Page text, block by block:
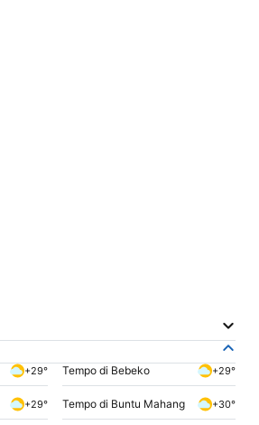
+29° Tempo di Bebeko +29°
+29° Tempo di Buntu Mahang +30°